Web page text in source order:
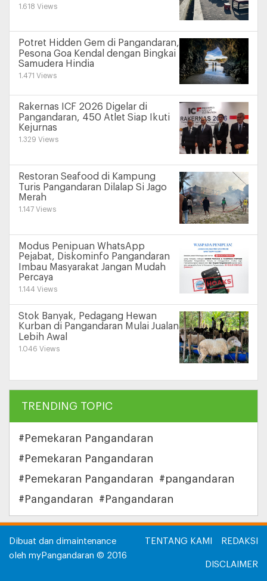
1.618 Views
Potret Hidden Gem di Pangandaran,
Pesona Goa Kendal dengan Bingkai
Samudera Hindia
1.471 Views
Rakernas ICF 2026 Digelar di
Pangandaran, 450 Atlet Siap Ikuti
Kejurnas
1.329 Views
Restoran Seafood di Kampung
Turis Pangandaran Dilalap Si Jago
Merah
1.147 Views
Modus Penipuan WhatsApp
Pejabat, Diskominfo Pangandaran
Imbau Masyarakat Jangan Mudah
Percaya
1.144 Views
Stok Banyak, Pedagang Hewan
Kurban di Pangandaran Mulai Jualan
Lebih Awal
1.046 Views
TRENDING TOPIC
#Pemekaran Pangandaran
#Pemekaran Pangandaran
#Pemekaran Pangandaran
#pangandaran
#Pangandaran
#Pangandaran
Dibuat dan dimaintenance
oleh myPangandaran © 2016
TENTANG KAMI REDAKSI
DISCLAIMER